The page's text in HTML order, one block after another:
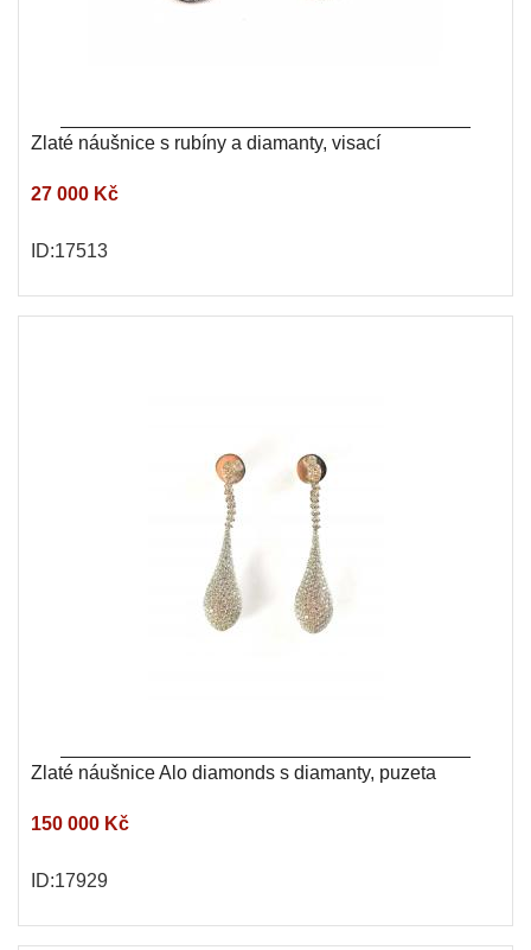
Zlaté náušnice s rubíny a diamanty, visací
27 000 Kč
ID:17513
Zlaté náušnice Alo diamonds s diamanty, puzeta
150 000 Kč
ID:17929